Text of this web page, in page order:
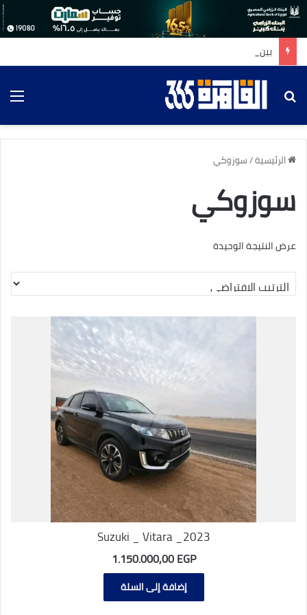
بين_صرامة_الإسناد_ورقة_القلوب
بحث عن
الرئيسية/سوزوكي
سوزوكي
عرض النتيجة الوحيدة
Suzuki _ Vitara _2023
1.150.000,00EGP
إضافة إلى السلة